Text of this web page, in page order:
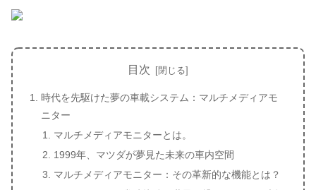
目次
時代を先駆けた夢の車載システム：マルチメディアモ
ニター
マルチメディアモニターとは。
1999年、マツダが夢見た未来の車内空間
マルチメディアモニター：その革新的な機能とは？